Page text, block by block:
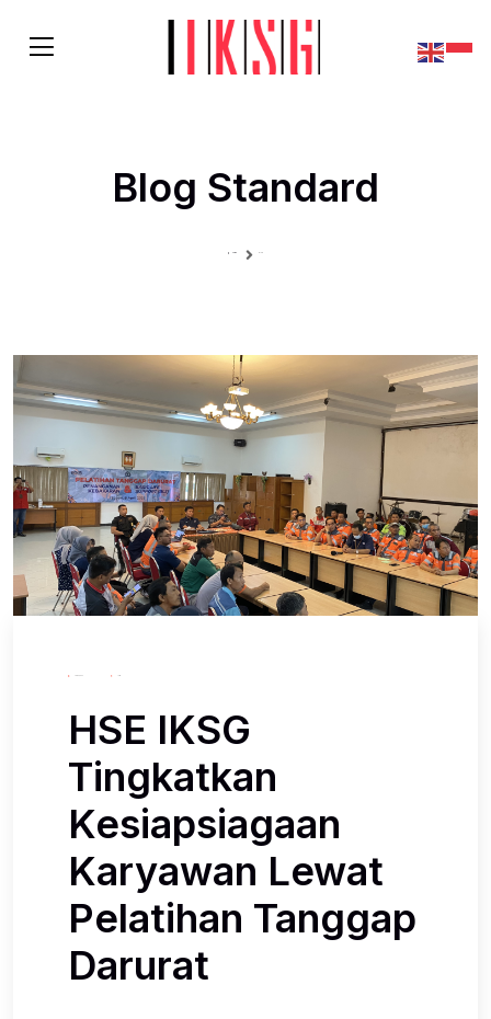
Blog Standard
HSE IKSG
Tingkatkan
Kesiapsiagaan
Karyawan Lewat
Pelatihan Tanggap
Darurat